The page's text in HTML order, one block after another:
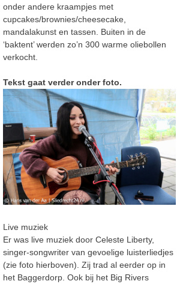
onder andere kraampjes met
cupcakes/brownies/cheesecake,
mandalakunst en tassen. Buiten in de
‘baktent’ werden zo’n 300 warme oliebollen
verkocht.
Tekst gaat verder onder foto.
Live muziek
Er was live muziek door Celeste Liberty,
singer-songwriter van gevoelige luisterliedjes
(zie foto hierboven). Zij trad al eerder op in
het Baggerdorp. Ook bij het Big Rivers